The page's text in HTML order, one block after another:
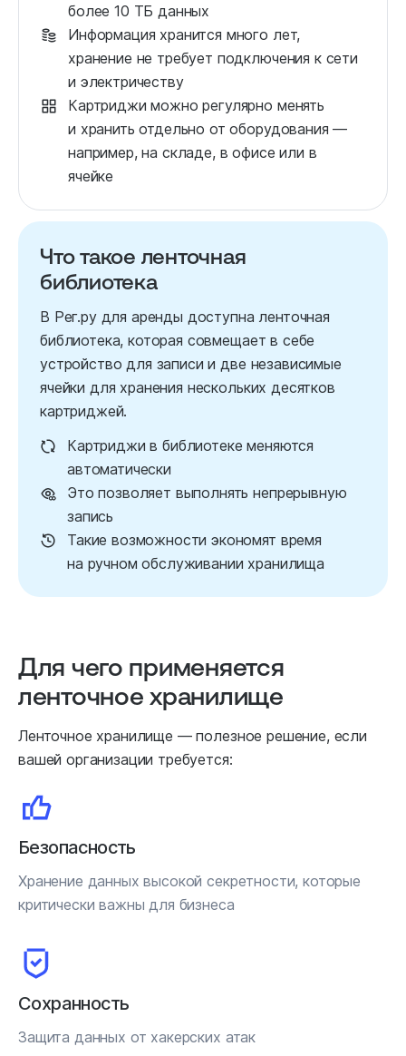
более 10 ТБ данных
Информация хранится много лет,
хранение не требует подключения к сети
и электричеству
Картриджи можно регулярно менять
и хранить отдельно от оборудования —
например, на складе, в офисе или в
ячейке
Что такое ленточная
библиотека
В Рег.ру для аренды доступна ленточная
библиотека, которая совмещает в себе
устройство для записи и две независимые
ячейки для хранения нескольких десятков
картриджей.
Картриджи в библиотеке меняются
автоматически
Это позволяет выполнять непрерывную
запись
Такие возможности экономят время
на ручном обслуживании хранилища
Для чего применяется
ленточное хранилище
Ленточное хранилище — полезное решение, если
вашей организации требуется:
Безопасность
Хранение данных высокой секретности, которые
критически важны для бизнеса
Сохранность
Защита данных от хакерских атак